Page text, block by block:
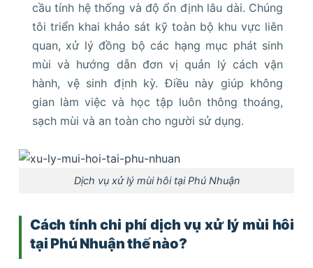
cầu tính hệ thống và độ ổn định lâu dài. Chúng
tôi triển khai khảo sát kỹ toàn bộ khu vực liên
quan, xử lý đồng bộ các hạng mục phát sinh
mùi và hướng dẫn đơn vị quản lý cách vận
hành, vệ sinh định kỳ. Điều này giúp không
gian làm việc và học tập luôn thông thoáng,
sạch mùi và an toàn cho người sử dụng.
Dịch vụ xử lý mùi hôi tại Phú Nhuận
Cách tính chi phí dịch vụ xử lý mùi hôi
tại Phú Nhuận thế nào?